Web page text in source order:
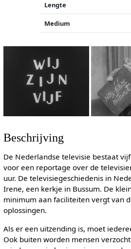
Lengte
Medium
Beschrijving
De Nederlandse televisie bestaat
voor een reportage over de
uur. De televisiegeschiedenis in
Irene, een kerkje in Bussum. De
minimum aan faciliteiten vergt van
oplossingen.
Als er een uitzending is, moet
Ook buiten worden mensen